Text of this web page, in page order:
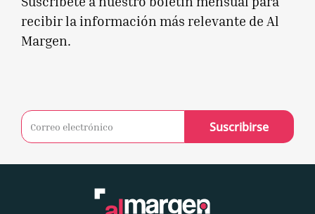
recibir la información más relevante de Al
Margen.
Suscribirse